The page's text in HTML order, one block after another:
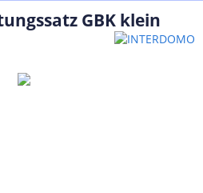
GBK klein